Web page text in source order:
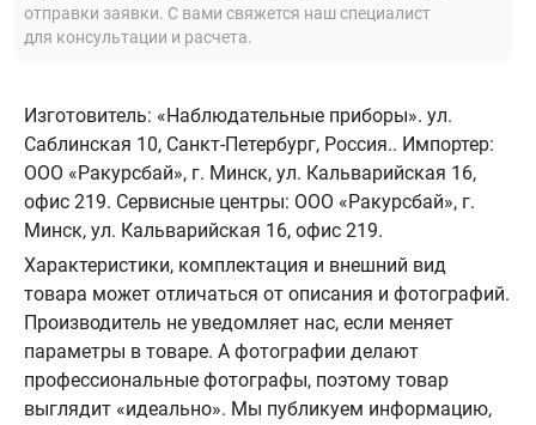
отправки заявки. С вами свяжется наш специалист
для консультации и расчета.
Изготовитель: «Наблюдательные приборы». ул.
Саблинская 10, Санкт-Петербург, Россия.. Импортер:
ООО «Ракурсбай», г. Минск, ул. Кальварийская 16,
офис 219. Сервисные центры: ООО «Ракурсбай», г.
Минск, ул. Кальварийская 16, офис 219.
Характеристики, комплектация и внешний вид
товара может отличаться от описания и фотографий.
Производитель не уведомляет нас, если меняет
параметры в товаре. А фотографии делают
профессиональные фотографы, поэтому товар
выглядит «идеально». Мы публикуем информацию,